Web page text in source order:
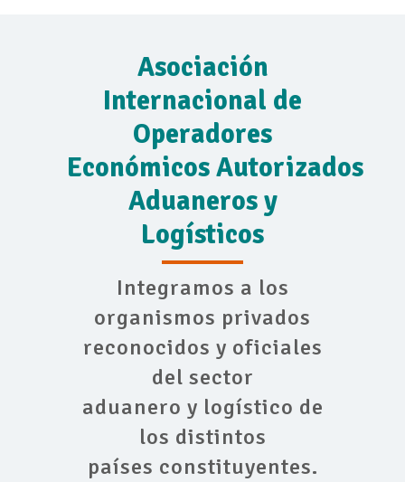
Asociación
Internacional de
Operadores
Económicos Autorizados
Aduaneros y
Logísticos
Integramos a los
organismos privados
reconocidos y oficiales
del sector
aduanero y logístico de
los distintos
países constituyentes.